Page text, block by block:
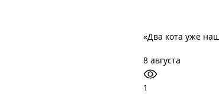
«Два кота уже
8 августа
1